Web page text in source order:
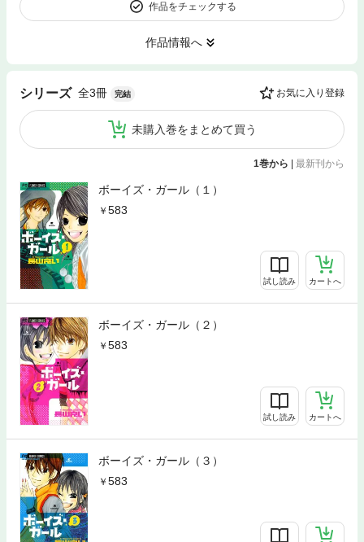
作品をチェックする
作品情報へ
シリーズ 全3冊 完結 お気に入り登録
未購入巻をまとめて買う
1巻から 最新刊から
ボーイズ・ガール（１）
583
試し読み カートへ
ボーイズ・ガール（２）
583
試し読み カートへ
ボーイズ・ガール（３）
583